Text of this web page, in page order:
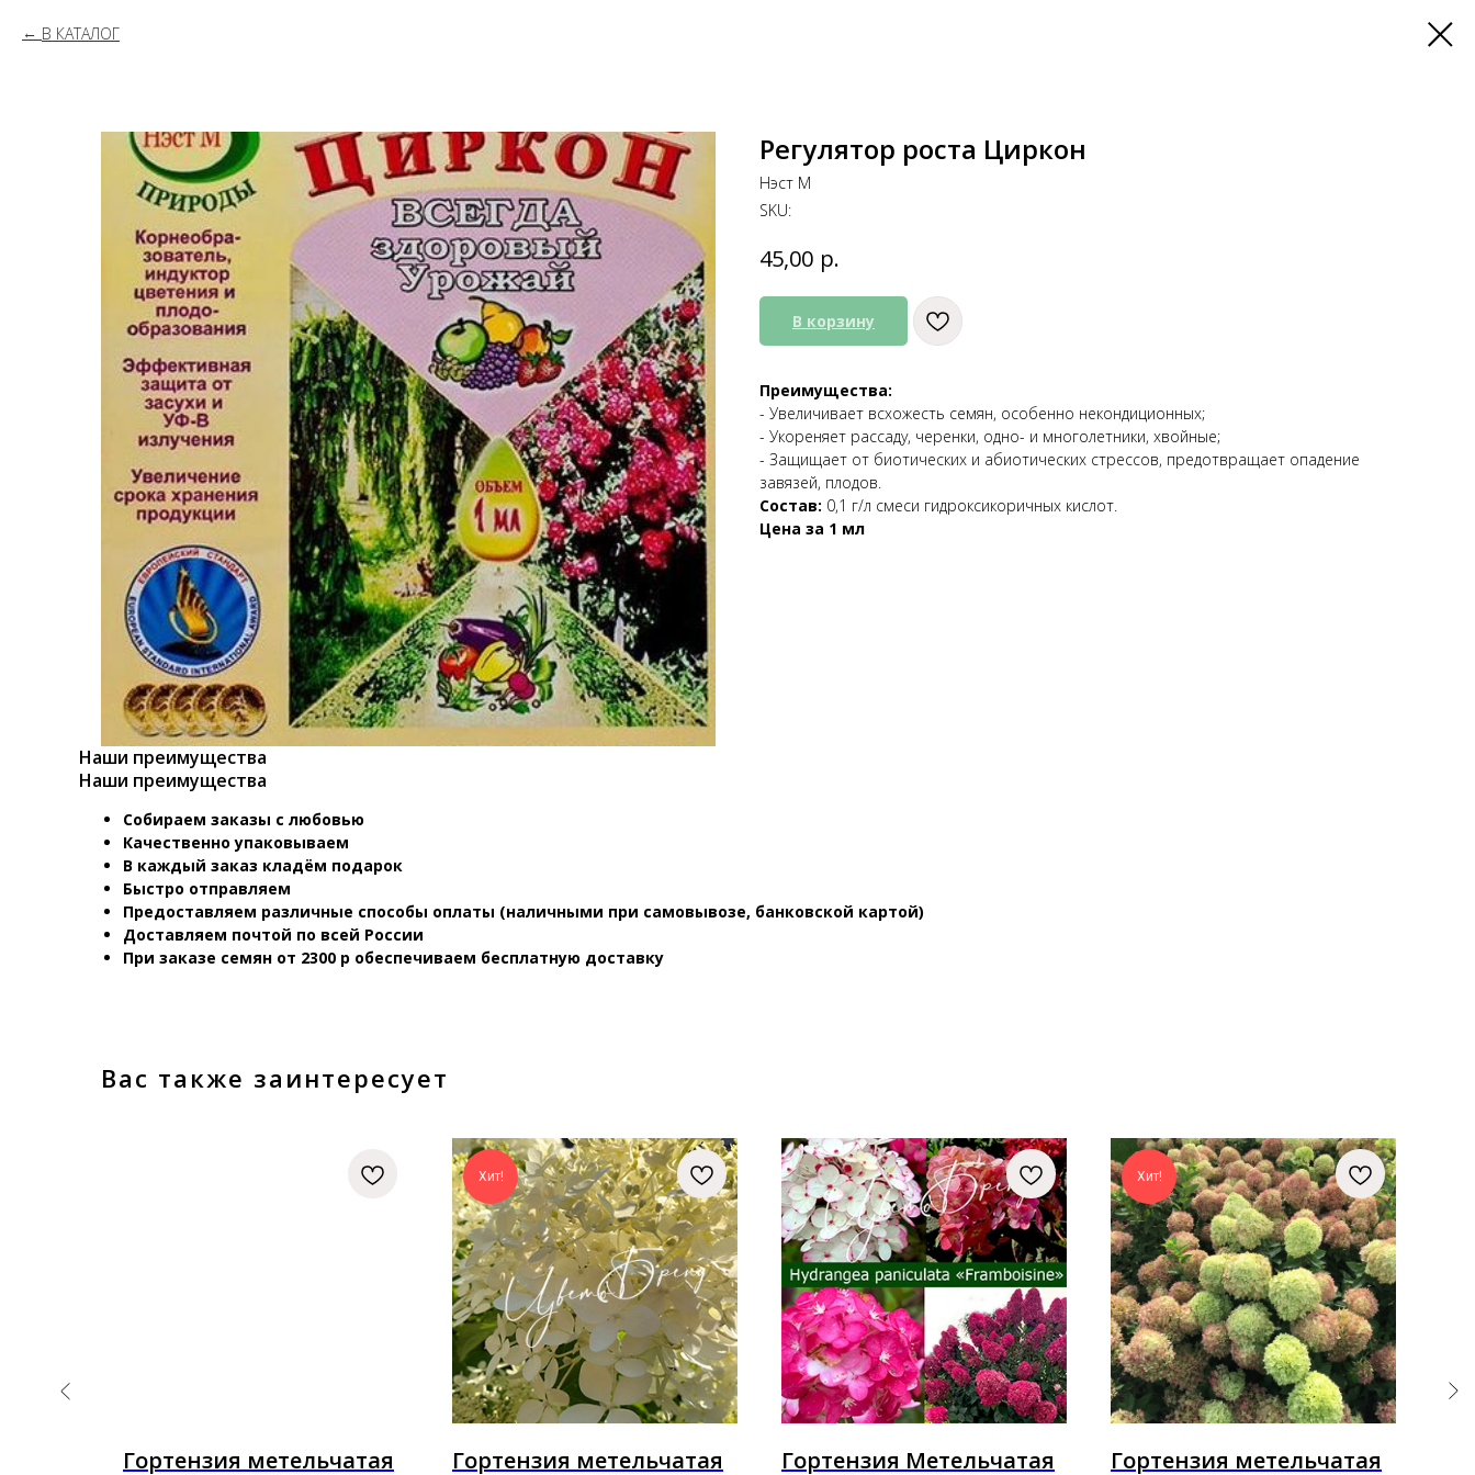
В КАТАЛОГ
Регулятор роста Циркон
Нэст М
SKU:
45,00 р.
В корзину
Преимущества:
- Увеличивает всхожесть семян, особенно некондиционных;
- Укореняет рассаду, черенки, одно- и многолетники, хвойные;
- Защищает от биотических и абиотических стрессов, предотвращает опадение
завязей, плодов.
Состав: 0,1 г/л смеси гидроксикоричных кислот.
Цена за 1 мл
Наши преимущества
Наши преимущества
Собираем заказы с любовью
Качественно упаковываем
В каждый заказ кладём подарок
Быстро отправляем
Предоставляем различные способы оплаты (наличными при самовывозе, банковской картой)
Доставляем почтой по всей России
При заказе семян от 2300 р обеспечиваем бесплатную доставку
Вас также заинтересует
Гортензия метельчатая
Хит!
Гортензия метельчатая Гортензия Метельчатая
Хит!
Гортензия метельчатая